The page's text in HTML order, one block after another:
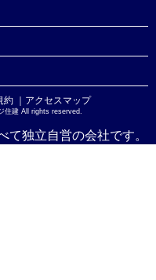
約 ｜アクセスマップ
住建 All rights reserved.
て独立自営の会社です。